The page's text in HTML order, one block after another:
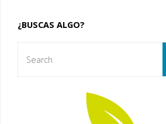
¿BUSCAS ALGO?